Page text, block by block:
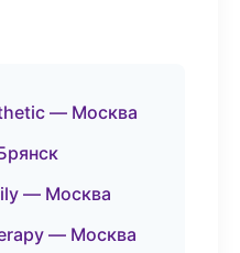
— Москва
— Москва
— Москва